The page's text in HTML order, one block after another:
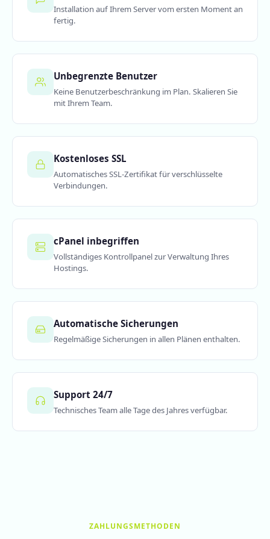
Installation auf Ihrem Server vom ersten Moment an
fertig.
Unbegrenzte Benutzer
Keine Benutzerbeschränkung im Plan. Skalieren Sie
mit Ihrem Team.
Kostenloses SSL
Automatisches SSL-Zertifikat für verschlüsselte
Verbindungen.
cPanel inbegriffen
Vollständiges Kontrollpanel zur Verwaltung Ihres
Hostings.
Automatische Sicherungen
Regelmäßige Sicherungen in allen Plänen enthalten.
Support 24/7
Technisches Team alle Tage des Jahres verfügbar.
ZAHLUNGSMETHODEN